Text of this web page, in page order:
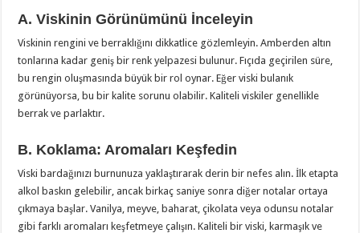
A. Viskinin Görünümünü İnceleyin
Viskinin rengini ve berraklığını dikkatlice gözlemleyin. Amberden altın
tonlarına kadar geniş bir renk yelpazesi bulunur. Fıçıda geçirilen süre,
bu rengin oluşmasında büyük bir rol oynar. Eğer viski bulanık
görünüyorsa, bu bir kalite sorunu olabilir. Kaliteli viskiler genellikle
berrak ve parlaktır.
B. Koklama: Aromaları Keşfedin
Viski bardağınızı burnunuza yaklaştırarak derin bir nefes alın. İlk etapta
alkol baskın gelebilir, ancak birkaç saniye sonra diğer notalar ortaya
çıkmaya başlar. Vanilya, meyve, baharat, çikolata veya odunsu notalar
gibi farklı aromaları keşfetmeye çalışın. Kaliteli bir viski, karmaşık ve